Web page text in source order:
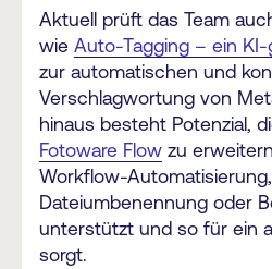
Aktuell prüft das Team
wie Auto-Tagging – ein
zur automatischen und
Verschlagwortung von
hinaus besteht Potenzial,
Fotoware Flow zu
Workflow-
Dateiumbenennung oder
unterstützt und so für ein
sorgt.